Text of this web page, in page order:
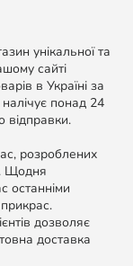
унікальної та
сайті
в Україні за
понад 24
відправки.
розроблених
Щодня
останніми
дозволяє
доставка